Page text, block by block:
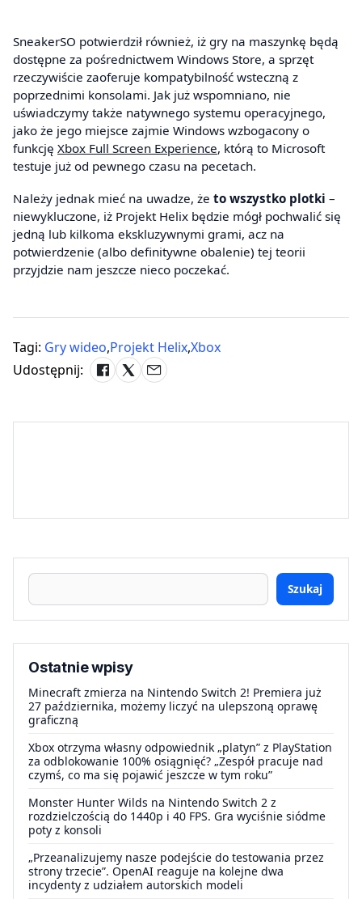
SneakerSO potwierdził również, iż gry na maszynkę będą
dostępne za pośrednictwem Windows Store, a sprzęt
rzeczywiście zaoferuje kompatybilność wsteczną z
poprzednimi konsolami. Jak już wspomniano, nie
uświadczymy także natywnego systemu operacyjnego,
jako że jego miejsce zajmie Windows wzbogacony o
funkcję Xbox Full Screen Experience, którą to Microsoft
testuje już od pewnego czasu na pecetach.
Należy jednak mieć na uwadze, że to wszystko plotki –
niewykluczone, iż Projekt Helix będzie mógł pochwalić się
jedną lub kilkoma ekskluzywnymi grami, acz na
potwierdzenie (albo definitywne obalenie) tej teorii
przyjdzie nam jeszcze nieco poczekać.
Tagi: Gry wideo,Projekt Helix,Xbox
Udostępnij:
Szukaj
Ostatnie wpisy
Minecraft zmierza na Nintendo Switch 2! Premiera już
27 października, możemy liczyć na ulepszoną oprawę
graficzną
Xbox otrzyma własny odpowiednik „platyn” z PlayStation
za odblokowanie 100% osiągnięć? „Zespół pracuje nad
czymś, co ma się pojawić jeszcze w tym roku”
Monster Hunter Wilds na Nintendo Switch 2 z
rozdzielczością do 1440p i 40 FPS. Gra wyciśnie siódme
poty z konsoli
„Przeanalizujemy nasze podejście do testowania przez
strony trzecie”. OpenAI reaguje na kolejne dwa
incydenty z udziałem autorskich modeli